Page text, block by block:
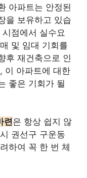
아파트는 안정된
을 보유하고 있습
점에서 실수요
및 임대 기회를
후 재건축으로 인
이 아파트에 대한
좋은 기회가 될
련은 항상 쉽지 않
권선구 구운동
하여 꼭 한 번 체